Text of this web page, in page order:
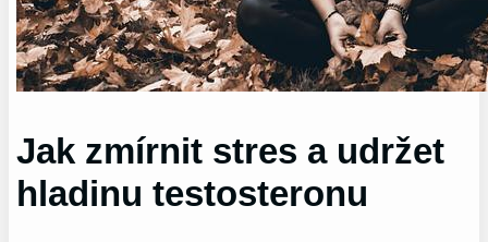
Jak zmírnit stres a udržet
hladinu testosteronu